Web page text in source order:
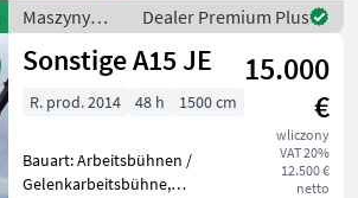
Bereifung vorne: Bandagen
Ein
Maszyny
budowlane /
JLG
Dealer Premium Plus
Sonstige A15 JE
15.000
€
wliczony
VAT 20%
12.500 €
netto
R. prod. 2014 48 h 1500 cm
Bauart: Arbeitsbühnen /
Gelenkarbeitsbühne,